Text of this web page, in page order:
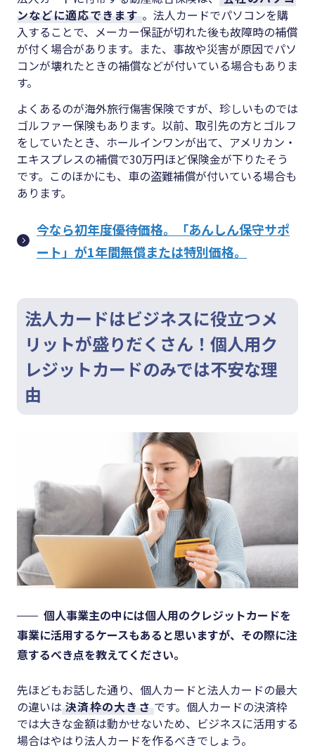
ンなどに適応できます 。法人カードでパソコンを購
入することで、メーカー保証が切れた後も故障時の補償
が付く場合があります。また、事故や災害が原因でパソ
コンが壊れたときの補償などが付いている場合もありま
す。
よくあるのが海外旅行傷害保険ですが、珍しいものでは
ゴルファー保険もあります。以前、取引先の方とゴルフ
をしていたとき、ホールインワンが出て、アメリカン・
エキスプレスの補償で30万円ほど保険金が下りたそう
です。このほかにも、車の盗難補償が付いている場合も
あります。
今なら初年度優待価格。「あんしん保守サポ
ート」が1年間無償または特別価格。
法人カードはビジネスに役立つメ
リットが盛りだくさん！個人用ク
レジットカードのみでは不安な理
由
個人事業主の中には個人用のクレジットカードを
事業に活用するケースもあると思いますが、その際に注
意するべき点を教えてください。
先ほどもお話した通り、個人カードと法人カードの最大
の違いは 決済枠の大きさ です。個人カードの決済枠
では大きな金額は動かせないため、ビジネスに活用する
場合はやはり法人カードを作るべきでしょう。